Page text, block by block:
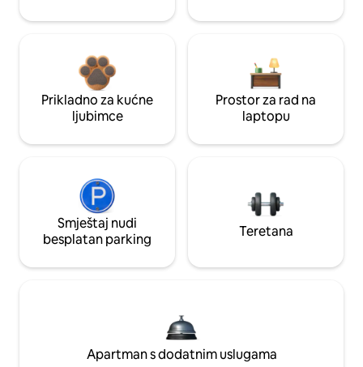
Prikladno za kućne
ljubimce
Prostor za rad na
laptopu
Smještaj nudi
besplatan parking
Teretana
Apartman s dodatnim uslugama